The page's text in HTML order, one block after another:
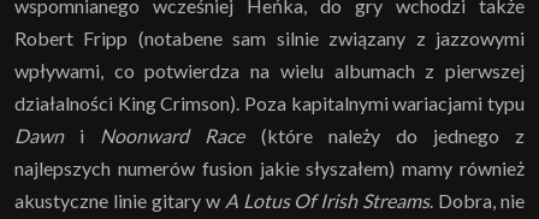
wspomnianego wcześniej Heńka, do gry wchodzi także
Robert Fripp (notabene sam silnie związany z jazzowymi
wpływami, co potwierdza na wielu albumach z pierwszej
działalności King Crimson). Poza kapitalnymi wariacjami typu
Dawn i Noonward Race (które należy do jednego z
najlepszych numerów fusion jakie słyszałem) mamy również
akustyczne linie gitary w A Lotus Of Irish Streams. Dobra, nie